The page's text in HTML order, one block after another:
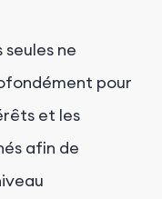
ne
pour
et les
afin de